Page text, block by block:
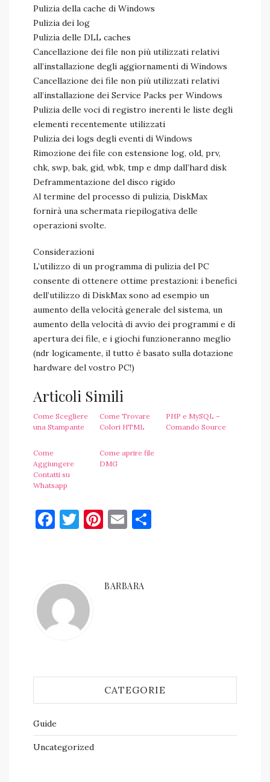
Pulizia della cache di Windows
Pulizia dei log
Pulizia delle DLL caches
Cancellazione dei file non più utilizzati relativi
all’installazione degli aggiornamenti di Windows
Cancellazione dei file non più utilizzati relativi
all’installazione dei Service Packs per Windows
Pulizia delle voci di registro inerenti le liste degli
elementi recentemente utilizzati
Pulizia dei logs degli eventi di Windows
Rimozione dei file con estensione log, old, prv,
chk, swp, bak, gid, wbk, tmp e dmp dall’hard disk
Deframmentazione del disco rigido
Al termine del processo di pulizia, DiskMax
fornirà una schermata riepilogativa delle
operazioni svolte.
Considerazioni
L’utilizzo di un programma di pulizia del PC
consente di ottenere ottime prestazioni: i benefici
dell’utilizzo di DiskMax sono ad esempio un
aumento della velocità generale del sistema, un
aumento della velocità di avvio dei programmi e di
apertura dei file, e i giochi funzioneranno meglio
(ndr logicamente, il tutto è basato sulla dotazione
hardware del vostro PC!)
Articoli Simili
Come Scegliere
una Stampante
Come Trovare
Colori HTML
PHP e MySQL –
Comando Source
Come
Aggiungere
Contatti su
Whatsapp
Come aprire file
DMG
Facebook
Twitter
Pinterest
Email
BARBARA
CATEGORIE
Guide
Uncategorized